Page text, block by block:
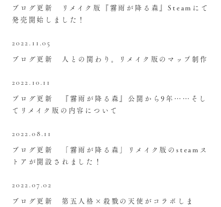
ブログ更新 リメイク版『霧雨が降る森』Steamにて
発売開始しました！
2022.11.05
ブログ更新 人との関わり。リメイク版のマップ制作
2022.10.11
ブログ更新 『霧雨が降る森』公開から9年……そし
てリメイク版の内容について
2022.08.11
ブログ更新 「霧雨が降る森」リメイク版のsteamス
トアが開設されました！
2022.07.02
ブログ更新 第五人格×殺戮の天使がコラボしま